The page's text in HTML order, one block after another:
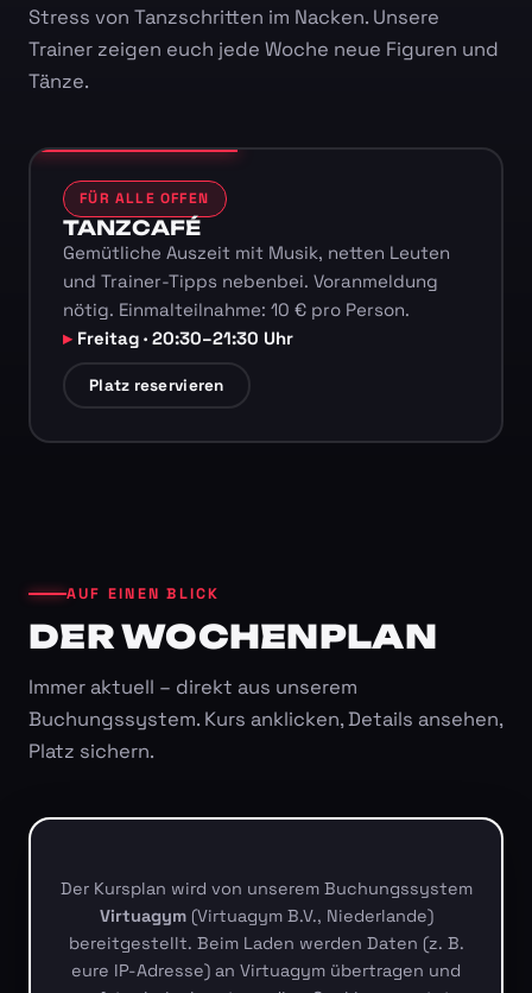
Stress von Tanzschritten im Nacken. Unsere
Trainer zeigen euch jede Woche neue Figuren und
Tänze.
FÜR ALLE OFFEN
TANZCAFÉ
Gemütliche Auszeit mit Musik, netten Leuten
und Trainer-Tipps nebenbei. Voranmeldung
nötig. Einmalteilnahme: 10 € pro Person.
Freitag · 20:30–21:30 Uhr
Platz reservieren
AUF EINEN BLICK
DER WOCHENPLAN
Immer aktuell – direkt aus unserem
Buchungssystem. Kurs anklicken, Details ansehen,
Platz sichern.
Der Kursplan wird von unserem Buchungssystem
Virtuagym(Virtuagym B.V., Niederlande)
bereitgestellt. Beim Laden werden Daten (z. B.
eure IP-Adresse) an Virtuagym übertragen und